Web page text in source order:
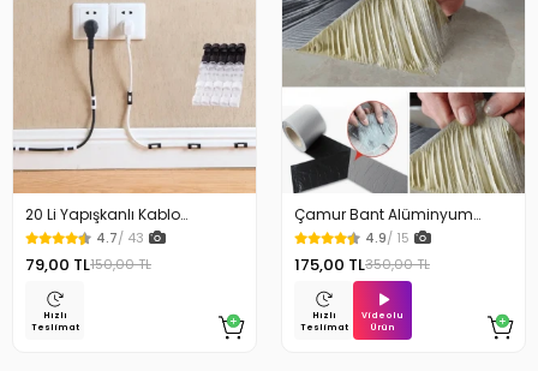
20 Li Yapışkanlı Kablo
Sabitleyici Şeffaf Klips
4.7/ 43
79,00 TL150,00 TL
Hızlı
Teslimat
Çamur Bant Alüminyum
İzolasyon Tamir Bandı 5 Mt
4.9/ 15
175,00 TL350,00 TL
Hızlı
Teslimat
Videolu
Ürün